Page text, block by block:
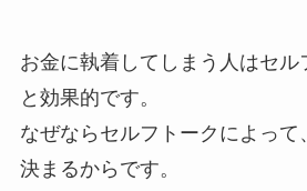
お金に執着してしまう人はセル
と効果的です。
なぜならセルフトークによって
決まるからです。